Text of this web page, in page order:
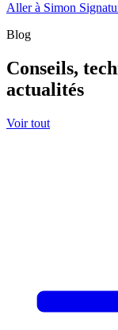
Aller à Simon
Blog
Conseils,
actualités
Voir tout